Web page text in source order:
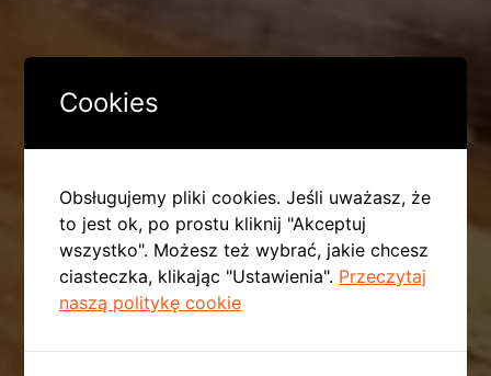
Cookies
Obsługujemy pliki cookies. Jeśli uważasz, że
to jest ok, po prostu kliknij "Akceptuj
wszystko". Możesz też wybrać, jakie chcesz
ciasteczka, klikając "Ustawienia". Przeczytaj
naszą politykę cookie